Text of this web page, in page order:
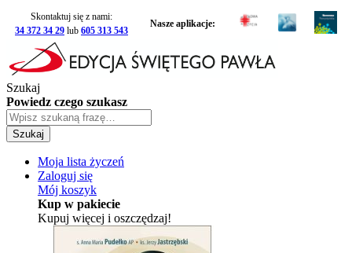
Skontaktuj się z nami:
34 372 34 29 lub 605 313 543
Nasze aplikacje:
Szukaj
Powiedz czego szukasz
Szukaj
Moja lista życzeń
Zaloguj się
Mój koszyk
Kup w pakiecie
Kupuj więcej i oszczędzaj!